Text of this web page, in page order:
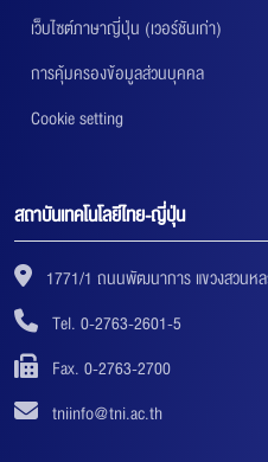
เว็บไซต์ภาษาญี่ปุ่น (เวอร์ชันเก่า)
การคุ้มครองข้อมูลส่วนบุคคล
Cookie setting
สถาบันเทคโนโลยีไทย-ญี่ปุ่น
1771/1 ถนนพัฒนาการ แขวงสวนห
Tel. 0-2763-2601-5
Fax. 0-2763-2700
tniinfo@tni.ac.th